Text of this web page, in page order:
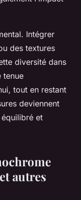
Intégrer
des textures
diversité dans
tenue
tout en restant
deviennent
et
autres